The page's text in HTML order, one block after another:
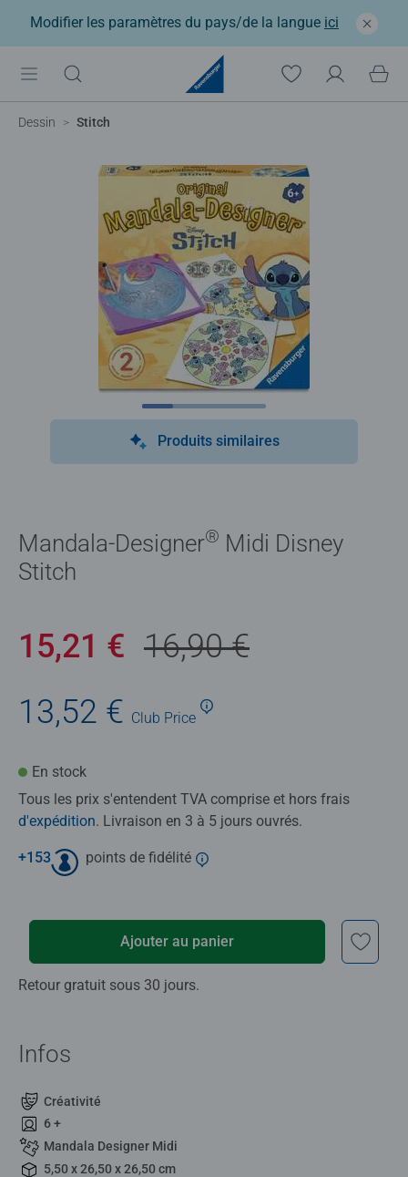
Modifier les paramètres du pays/de la langue ici
Dessin Stitch
Produits similaires
Mandala-Designer® Midi Disney
Stitch
15,21 € 16,90 €
13,52 € Club Price
En stock
Tous les prix s'entendent TVA comprise et hors frais
d'expédition. Livraison en 3 à 5 jours ouvrés.
+153 points de fidélité
Ajouter au panier
Retour gratuit sous 30 jours.
Infos
Créativité
6 +
Mandala Designer Midi
5,50 x 26,50 x 26,50 cm